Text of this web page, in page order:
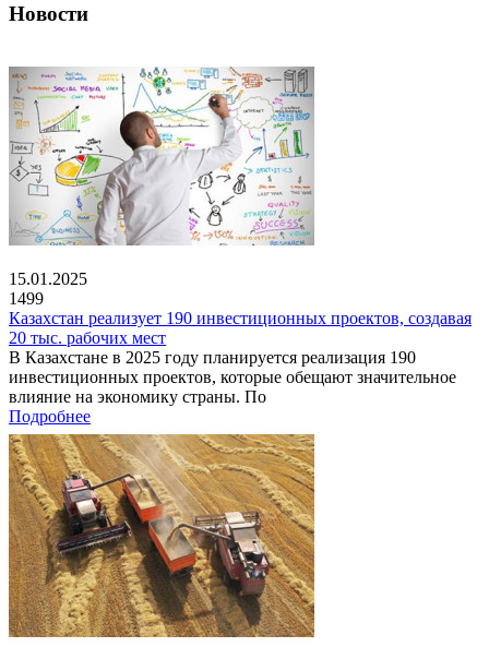
Новости
15.01.2025
1499
Казахстан реализует 190 инвестиционных проектов, создавая
20 тыс. рабочих мест
В Казахстане в 2025 году планируется реализация 190
инвестиционных проектов, которые обещают значительное
влияние на экономику страны. По
Подробнее